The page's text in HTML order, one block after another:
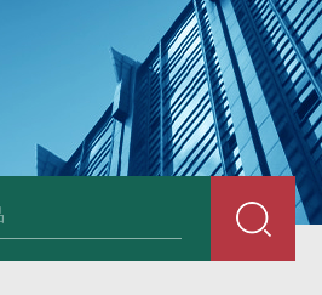
HT808300kg带座椅轮椅秤 血透室轮椅